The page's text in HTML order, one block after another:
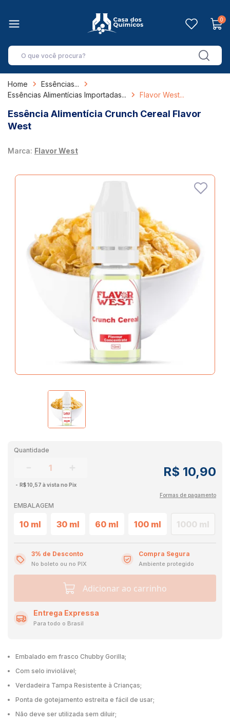
0
Home
Essências
Essências Alimentícias Importadas
Flavor West
Essência Alimentícia Crunch Cereal Flavor
West
Marca: Flavor West
Quantidade
R$ 10,90
R$ 10,57 à vista no Pix
Formas de pagamento
EMBALAGEM
10 ml 30 ml 60 ml 100 ml 1000 ml
3% de Desconto
No boleto ou no PIX
Compra Segura
Ambiente protegido
Adicionar ao carrinho
Entrega Expressa
Para todo o Brasil
Embalado em frasco Chubby Gorilla;
Com selo inviolável;
Verdadeira Tampa Resistente à Crianças;
Ponta de gotejamento estreita e fácil de usar;
Não deve ser utilizada sem diluir;